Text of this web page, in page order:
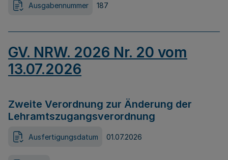
Ausgabennummer 187
GV. NRW. 2026 Nr. 20 vom
13.07.2026
Zweite Verordnung zur Änderung der
Lehramtszugangsverordnung
Ausfertigungsdatum 01.07.2026